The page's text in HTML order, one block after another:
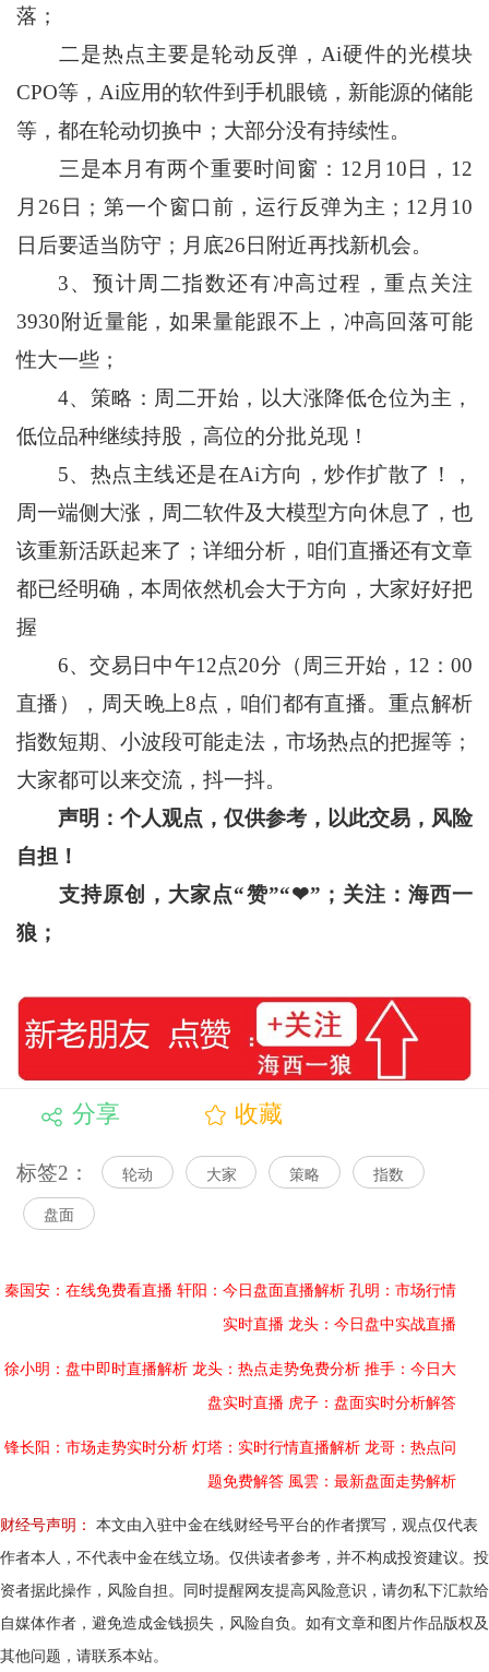
落；
二是热点主要是轮动反弹，Ai硬件的光模块
CPO等，Ai应用的软件到手机眼镜，新能源的储能
等，都在轮动切换中；大部分没有持续性。
三是本月有两个重要时间窗：12月10日，12
月26日；第一个窗口前，运行反弹为主；12月10
日后要适当防守；月底26日附近再找新机会。
3、预计周二指数还有冲高过程，重点关注
3930附近量能，如果量能跟不上，冲高回落可能
性大一些；
4、策略：周二开始，以大涨降低仓位为主，
低位品种继续持股，高位的分批兑现！
5、热点主线还是在Ai方向，炒作扩散了！，
周一端侧大涨，周二软件及大模型方向休息了，也
该重新活跃起来了；详细分析，咱们直播还有文章
都已经明确，本周依然机会大于方向，大家好好把
握
6、交易日中午12点20分（周三开始，12：00
直播），周天晚上8点，咱们都有直播。重点解析
指数短期、小波段可能走法，市场热点的把握等；
大家都可以来交流，抖一抖。
声明：个人观点，仅供参考，以此交易，风险
自担！
支持原创，大家点“赞”“❤” ；关注：海西一
狼；
分享 收藏
标签2： 轮动 大家 策略 指数
盘面
秦国安：在线免费看直播 轩阳：今日盘面直播解析 孔明：市场行情
实时直播 龙头：今日盘中实战直播
徐小明：盘中即时直播解析 龙头：热点走势免费分析 推手：今日大
盘实时直播 虎子：盘面实时分析解答
锋长阳：市场走势实时分析 灯塔：实时行情直播解析 龙哥：热点问
题免费解答 風雲：最新盘面走势解析
财经号声明：
本文由入驻中金在线财经号平台的作者撰写，观点仅代表
作者本人，不代表中金在线立场。仅供读者参考，并不构成投资建议。投
资者据此操作，风险自担。同时提醒网友提高风险意识，请勿私下汇款给
自媒体作者，避免造成金钱损失，风险自负。如有文章和图片作品版权及
其他问题，请联系本站。